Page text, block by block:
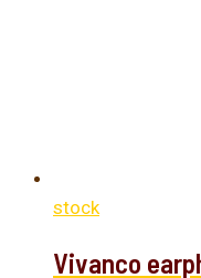
stock
Vivanco